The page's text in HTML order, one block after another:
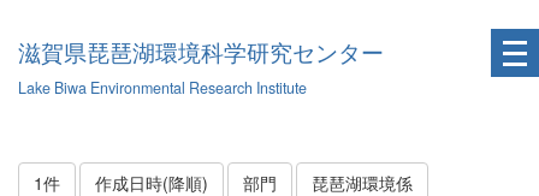
滋賀県琵琶湖環境科学研究センター
Lake Biwa Environmental Research Institute
1件 作成日時(降順) 部門 琵琶湖環境係